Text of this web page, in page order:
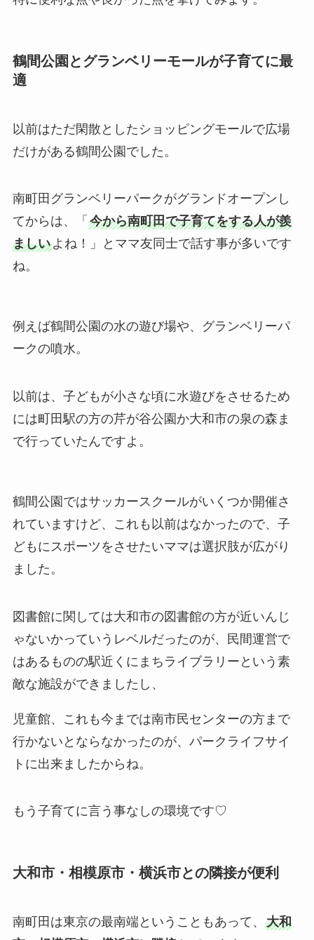
鶴間公園とグランベリーモールが子育てに最
適
以前はただ閑散としたショッピングモールで広場
だけがある鶴間公園でした。
南町田グランベリーパークがグランドオープンし
てからは、
「 今から南町田で子育てをする人が羨
ましいよね！」とママ友同士で話す事が多いです
ね。
例えば鶴間公園の水の遊び場や、グランベリーパ
ークの噴水。
以前は、子どもが小さな頃に水遊びをさせるため
には町田駅の方の芹が谷公園か大和市の泉の森ま
で行っていたんですよ。
鶴間公園ではサッカースクールがいくつか開催さ
れていますけど、これも以前はなかったので、子
どもにスポーツをさせたいママは選択肢が広がり
ました。
図書館に関しては大和市の図書館の方が近いんじ
ゃないかっていうレベルだったのが、民間運営で
はあるものの駅近くにまちライブラリーという素
敵な施設ができましたし、
児童館、これも今までは南市民センターの方まで
行かないとならなかったのが、パークライフサイ
トに出来ましたからね。
もう 子育てに言う事なしの環境です♡
大和市・相模原市・横浜市との隣接が便利
南町田は東京の最南端ということもあって、 大和